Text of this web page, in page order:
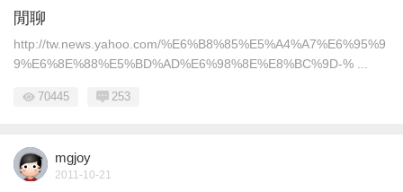
閒聊
http://tw.news.yahoo.com/%E6%B8%85%E5%A4%A7%E6%95%9
9%E6%8E%88%E5%BD%AD%E6%98%8E%E8%BC%9D-% ...
70445 253
mgjoy
2011-10-21